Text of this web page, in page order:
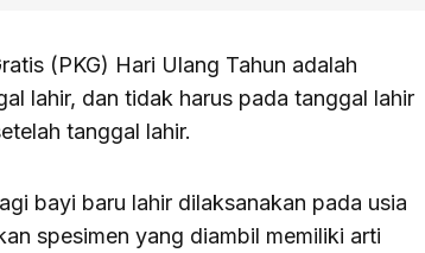
(PKG) Hari Ulang Tahun adalah
lahir, dan tidak harus pada tanggal lahir
tanggal lahir.
bayi baru lahir dilaksanakan pada usia
spesimen yang diambil memiliki arti